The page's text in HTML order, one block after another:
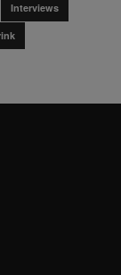
Interviews